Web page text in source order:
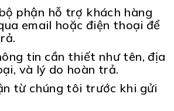
phận hỗ trợ khách hàng
email hoặc điện thoại để
tin cần thiết như tên, địa
và lý do hoàn trả.
từ chúng tôi trước khi gửi